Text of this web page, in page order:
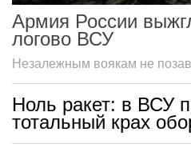
Армия России
логово ВСУ
Незалежным воякам не
Ноль ракет: в ВСУ
тотальный крах